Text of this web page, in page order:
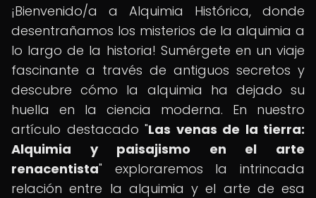
¡Bienvenido/a a Alquimia Histórica, donde
desentrañamos los misterios de la alquimia a
lo largo de la historia! Sumérgete en un viaje
fascinante a través de antiguos secretos y
descubre cómo la alquimia ha dejado su
huella en la ciencia moderna. En nuestro
artículo destacado "Las venas de la tierra:
Alquimia y paisajismo en el arte
renacentista" exploraremos la intrincada
relación entre la alquimia y el arte de esa